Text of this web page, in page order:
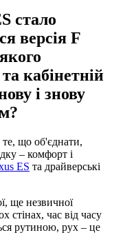
стало
версія F
кабінетній
і знову
те, що об'єднати,
– комфорт і
ES та драйверські
ще незвичної
стінах, час від часу
рутиною, рух – це